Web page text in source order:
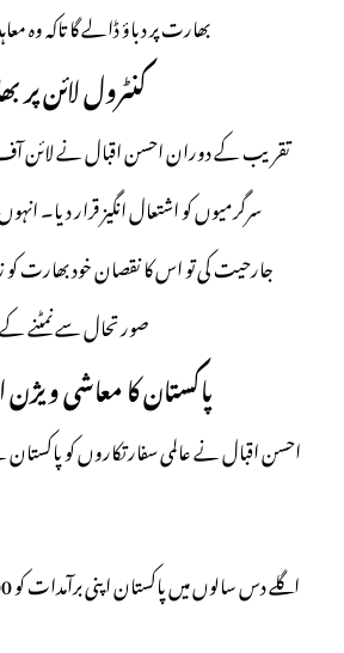
بھارت پر دباؤ ڈالے گا تاکہ
کنٹرول لائن پر
تقریب کے دوران احسن اقبال نے لائن آف
سرگرمیوں کو اشتعال انگیز قرار دیا۔
جارحیت کی تو اس کا نقصان خود بھارت کو
صورتحال سے نمٹنے
پاکستان کا معاشی
احسن اقبال نے عالمی سفارتکاروں کو